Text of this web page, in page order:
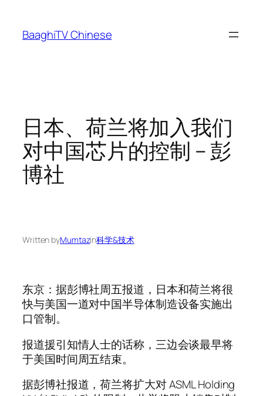
content
BaaghiTV Chinese
日本、荷兰将加入我们
对中国芯片的控制 – 彭
博社
Written byMumtazin科学&技术
东京：据彭博社周五报道，日本和荷兰将很
快与美国一道对中国半导体制造设备实施出
口管制。
报道援引知情人士的话称，三边会谈最早将
于美国时间周五结束。
据彭博社报道，荷兰将扩大对 ASML Holding